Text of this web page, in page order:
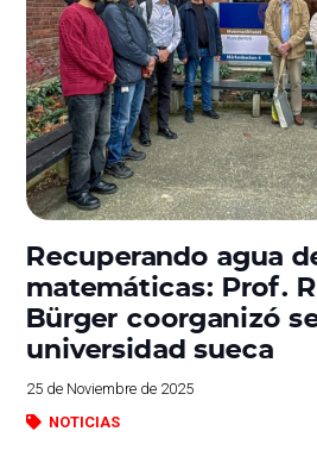
Recuperando agua
matemáticas: Prof.
Bürger coorganizó
universidad sueca
25 de Noviembre de 2025
NOTICIAS